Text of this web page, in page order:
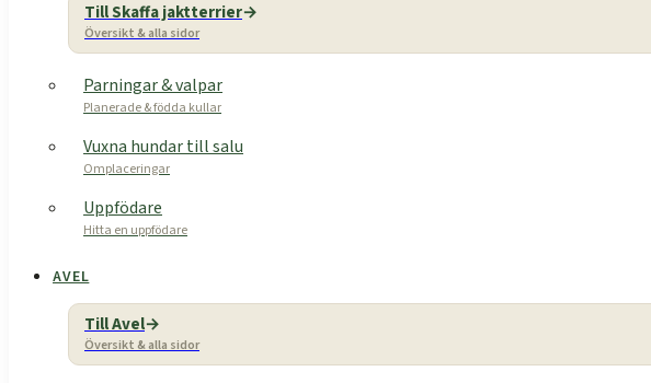
Till Skaffa jaktterrier
Översikt & alla sidor
Parningar & valpar
Planerade & födda kullar
Vuxna hundar till salu
Omplaceringar
Uppfödare
Hitta en uppfödare
AVEL
Till Avel
Översikt & alla sidor